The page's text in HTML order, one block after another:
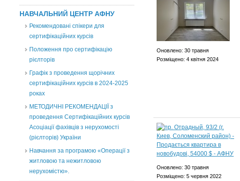
НАВЧАЛЬНИЙ ЦЕНТР АФНУ
Рекомендовані спікери для
сертифікаційних курсів
Положення про сертифікацію
рієлторів
Графік з проведення щорічних
сертифікаційних курсів в 2024-2025
роках
МЕТОДИЧНІ РЕКОМЕНДАЦІЇ з
проведення Сертифікаційних курсів
Асоціації фахівців з нерухомості
(рієлторів) України
Навчання за програмою «Операції з
житловою та нежитловою
нерухомістю».
Оновлено: 30 травня
Розміщено: 4 квітня 2024
Оновлено: 30 травня
Розміщено: 5 червня 2022